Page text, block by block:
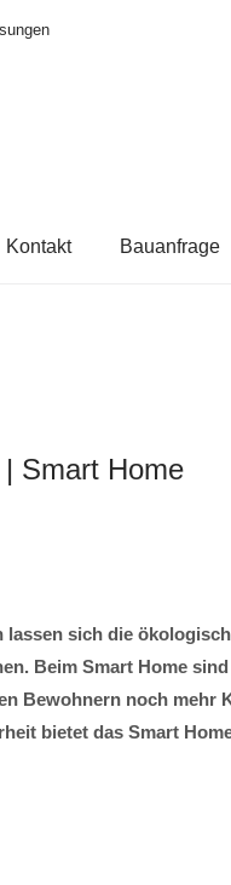
Kontakt Bauanfrage
Smart Home
lassen sich die
Beim Smart Home
Bewohnern noch mehr
bietet das Smart